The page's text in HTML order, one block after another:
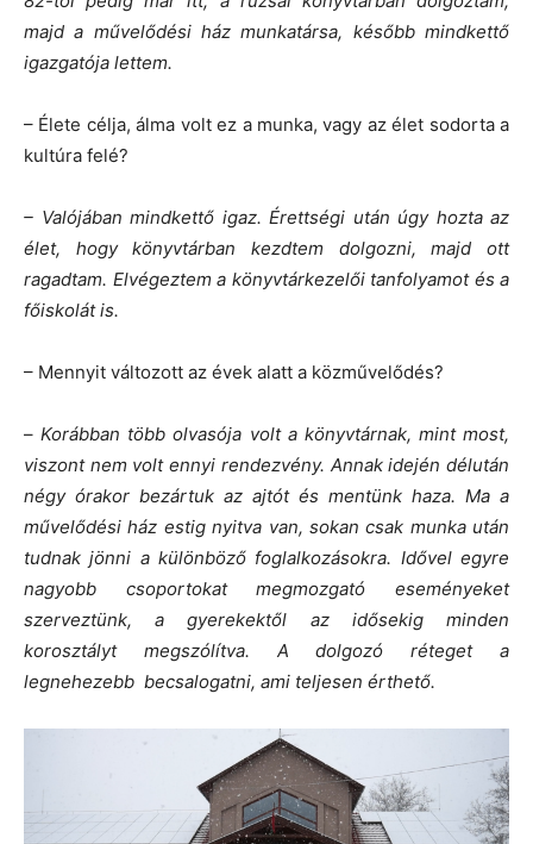
majd a művelődési ház munkatársa, később mindkettő
igazgatója lettem.
– Élete célja, álma volt ez a munka, vagy az élet sodorta a
kultúra felé?
– Valójában mindkettő igaz. Érettségi után úgy hozta az
élet, hogy könyvtárban kezdtem dolgozni, majd ott
ragadtam. Elvégeztem a könyvtárkezelői tanfolyamot és a
főiskolát is.
– Mennyit változott az évek alatt a közművelődés?
–Korábban több olvasója volt a könyvtárnak, mint most,
viszont nem volt ennyi rendezvény. Annak idején délután
négy órakor bezártuk az ajtót és mentünk haza. Ma a
művelődési ház estig nyitva van, sokan csak munka után
tudnak jönni a különböző foglalkozásokra. Idővel egyre
nagyobb csoportokat megmozgató eseményeket
szerveztünk, a gyerekektől az idősekig minden
korosztályt megszólítva. A dolgozó réteget a
legnehezebb becsalogatni, ami teljesen érthető.